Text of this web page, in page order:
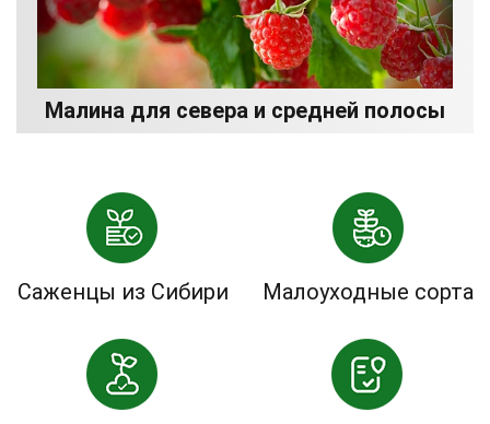
Малина для севера и средней полосы
Саженцы из Сибири Малоуходные сорта